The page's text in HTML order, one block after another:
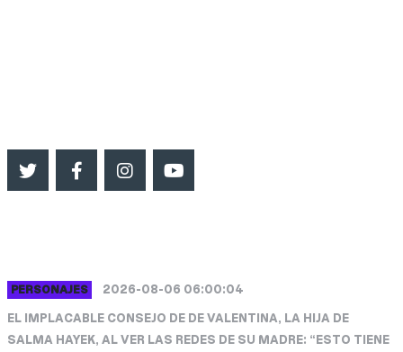
PERSONAJES
2026-08-06 06:00:04
EL IMPLACABLE CONSEJO DE DE VALENTINA, LA HIJA DE
SALMA HAYEK, AL VER LAS REDES DE SU MADRE: “ESTO TIENE